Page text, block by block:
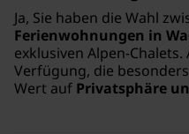
Ja, Sie haben die Wahl
Ferienwohnungen in
exklusiven Alpen-
Verfügung, die
Wert auf Privatsphäre